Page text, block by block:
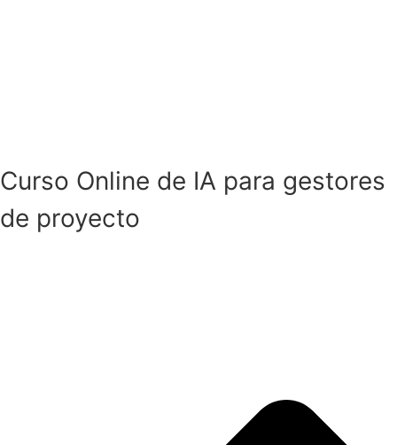
Curso Online de IA para gestores
de proyecto